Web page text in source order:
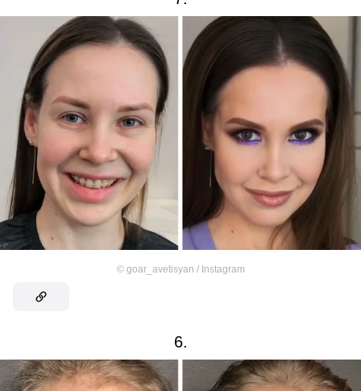
© goar_avetisyan / Instagram
6.